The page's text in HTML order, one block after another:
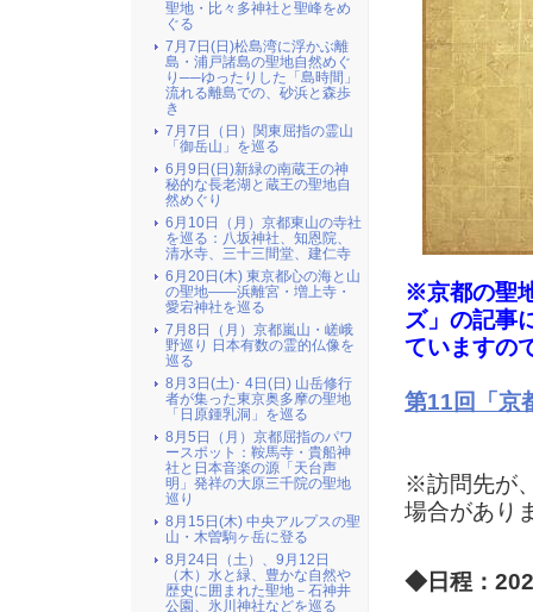
※京都の聖
ズ」の記事
ていますの
第11回「京
※訪問先が
場合があり
◆日程：
聖地・比々多神社と聖峰をめ
ぐる
7月7日(日)松島湾に浮かぶ離
島・浦戸諸島の聖地自然めぐ
り──ゆったりした「島時間」
流れる離島での、砂浜と森歩
き
7月7日（日）関東屈指の霊山
「御岳山」を巡る
6月9日(日)新緑の南蔵王の神
秘的な長老湖と蔵王の聖地自
然めぐり
6月10日（月）京都東山の寺社
を巡る：八坂神社、知恩院、
清水寺、三十三間堂、建仁寺
6月20日(木) 東京都心の海と山
の聖地――浜離宮・増上寺・
愛宕神社を巡る
7月8日（月）京都嵐山・嵯峨
野巡り 日本有数の霊的仏像を
巡る
8月3日(土)･ 4日(日) 山岳修行
者が集った東京奥多摩の聖地
「日原鍾乳洞」を巡る
8月5日（月）京都屈指のパワ
ースポット：鞍馬寺・貴船神
社と日本音楽の源「天台声
明」発祥の大原三千院の聖地
巡り
8月15日(木) 中央アルプスの聖
山・木曽駒ヶ岳に登る
8月24日（土）、9月12日
（木）水と緑、豊かな自然や
歴史に囲まれた聖地－石神井
公園、氷川神社などを巡る